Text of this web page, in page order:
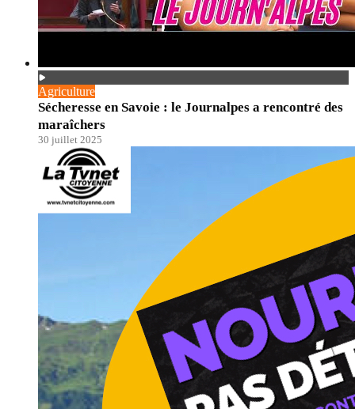
Agriculture
Sécheresse en Savoie : le Journalpes a rencontré des
maraîchers
30 juillet 2025